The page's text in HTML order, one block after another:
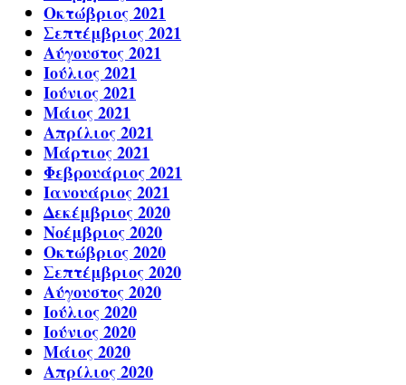
Οκτώβριος 2021
Σεπτέμβριος 2021
Αύγουστος 2021
Ιούλιος 2021
Ιούνιος 2021
Μάιος 2021
Απρίλιος 2021
Μάρτιος 2021
Φεβρουάριος 2021
Ιανουάριος 2021
Δεκέμβριος 2020
Νοέμβριος 2020
Οκτώβριος 2020
Σεπτέμβριος 2020
Αύγουστος 2020
Ιούλιος 2020
Ιούνιος 2020
Μάιος 2020
Απρίλιος 2020